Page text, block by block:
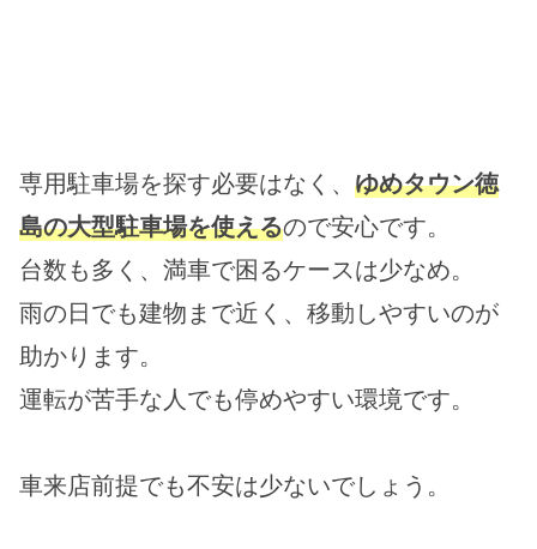
専用駐車場を探す必要はなく、 ゆめタウン徳
島の大型駐車場を使えるので安心です。
台数も多く、満車で困るケースは少なめ。
雨の日でも建物まで近く、移動しやすいのが
助かります。
運転が苦手な人でも停めやすい環境です。
車来店前提でも不安は少ないでしょう。